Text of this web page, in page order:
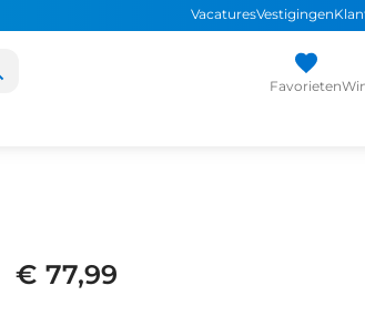
VacaturesVestigingen
Favorieten
€ 77,99